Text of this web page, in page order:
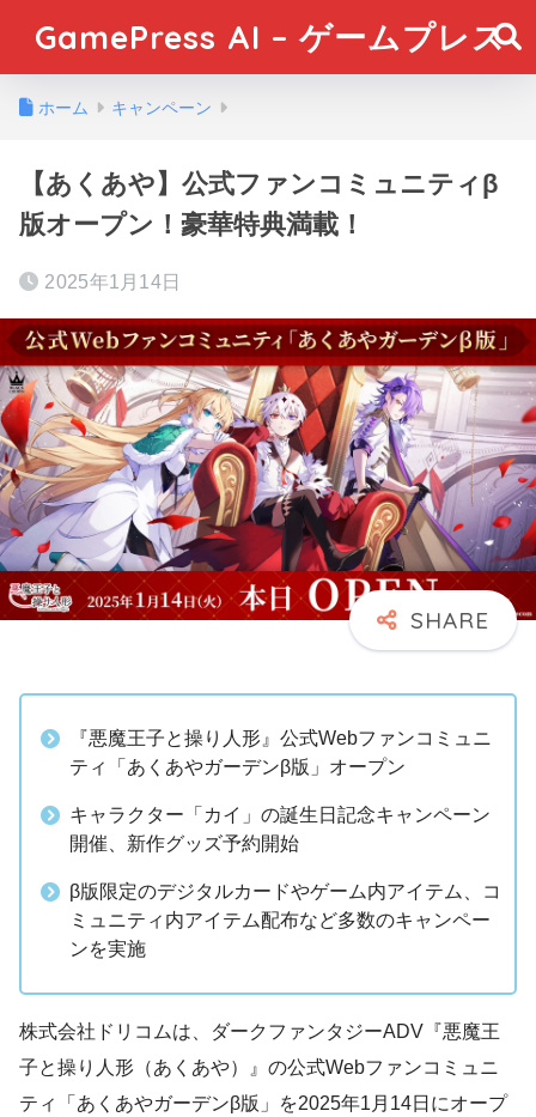
GamePress AI – ゲームプレス
ホーム キャンペーン
【あくあや】公式ファンコミュニティβ
版オープン！豪華特典満載！
2025年1月14日
『悪魔王子と操り人形』公式Webファンコミュニ
ティ「あくあやガーデンβ版」オープン
キャラクター「カイ」の誕生日記念キャンペーン
開催、新作グッズ予約開始
β版限定のデジタルカードやゲーム内アイテム、コ
ミュニティ内アイテム配布など多数のキャンペー
ンを実施
株式会社ドリコムは、ダークファンタジーADV『悪魔王
子と操り人形（あくあや）』の公式Webファンコミュニ
ティ「あくあやガーデンβ版」を2025年1月14日にオープ